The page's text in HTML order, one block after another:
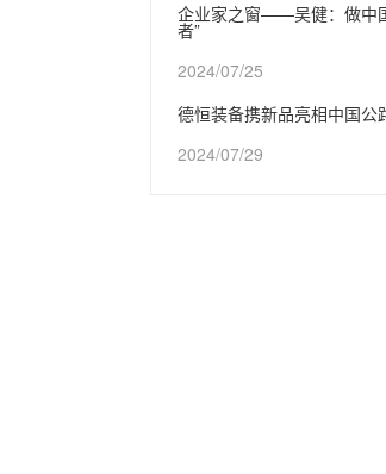
企业家之窗——吴健：做中
者”
2024/07/25
德恒装备携新品亮相中国公
2024/07/29